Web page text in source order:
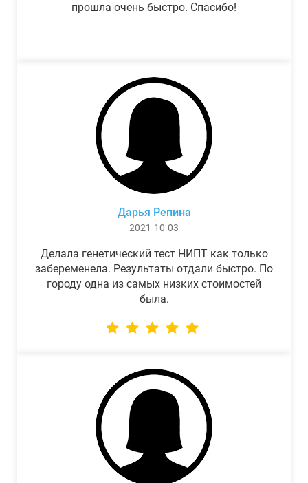
прошла очень быстро. Спасибо!
Дарья Репина
2021-10-03
Делала генетический тест НИПТ как только
забеременела. Результаты отдали быстро. По
городу одна из самых низких стоимостей
была.